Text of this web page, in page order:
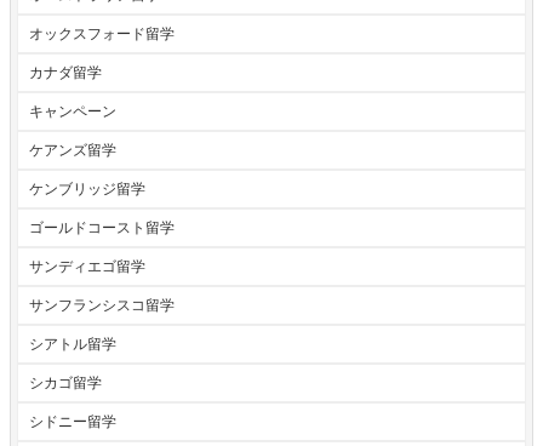
オックスフォード留学
カナダ留学
キャンペーン
ケアンズ留学
ケンブリッジ留学
ゴールドコースト留学
サンディエゴ留学
サンフランシスコ留学
シアトル留学
シカゴ留学
シドニー留学